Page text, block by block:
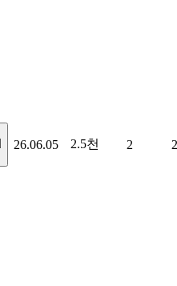
26.06.05 2.5천 2 2